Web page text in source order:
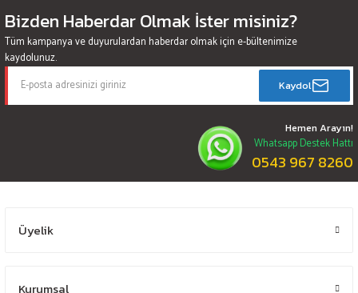
Bizden Haberdar Olmak İster misiniz?
Tüm kampanya ve duyurulardan haberdar olmak için e-bültenimize
kaydolunuz.
Kaydol
Hemen Arayın!
Whatsapp Destek Hattı
0543 967 8260
Üyelik
Kurumsal